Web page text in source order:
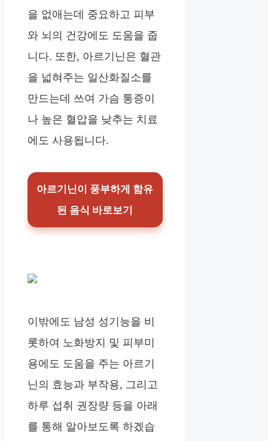
을 없애는데 중요하고 피부
와 뇌의 건강에도 도움을 줍
니다. 또한, 아르기닌은 혈관
을 넓혀주는 일산화질소를
만드는데 쓰여 가슴 통증이
나 높은 혈압을 낮추는 치료
에도 사용됩니다.
아르기닌이 풍부하게 함유
된 음식 바로보기
이밖에도 남성 성기능을 비
롯하여 노화방지 및 피부미
용에도 도움을 주는 아르기
닌의 효능과 부작용, 그리고
하루 섭취 권장량 등을 아래
를 통해 알아보도록 하겠습